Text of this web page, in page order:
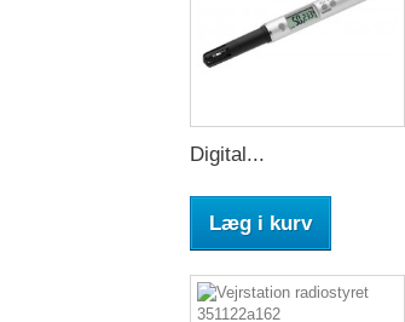
Digital...
Læg i kurv